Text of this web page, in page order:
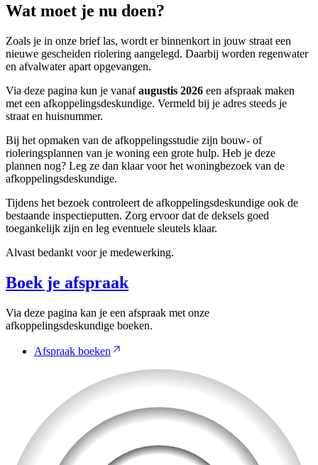
Wat moet je nu doen?
Zoals je in onze brief las, wordt er binnenkort in jouw straat een
nieuwe gescheiden riolering aangelegd. Daarbij worden regenwater
en afvalwater apart opgevangen.
Via deze pagina kun je vanafaugustis 2026 een afspraak maken
met een afkoppelingsdeskundige. Vermeld bij je adres steeds je
straat en huisnummer.
Bij het opmaken van de afkoppelingsstudie zijn bouw- of
rioleringsplannen van je woning een grote hulp. Heb je deze
plannen nog? Leg ze dan klaar voor het woningbezoek van de
afkoppelingsdeskundige.
Tijdens het bezoek controleert de afkoppelingsdeskundige ook de
bestaande inspectieputten. Zorg ervoor dat de deksels goed
toegankelijk zijn en leg eventuele sleutels klaar.
Alvast bedankt voor je medewerking.
Boek je afspraak
Via deze pagina kan je een afspraak met onze
afkoppelingsdeskundige boeken.
Afspraak boeken